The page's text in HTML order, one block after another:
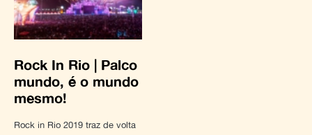
Rock In Rio | Palco
mundo, é o mundo
mesmo!
Rock in Rio 2019 traz de volta